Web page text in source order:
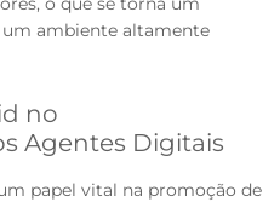
ambiente altamente
no
Agentes Digitais
papel vital na promoção de